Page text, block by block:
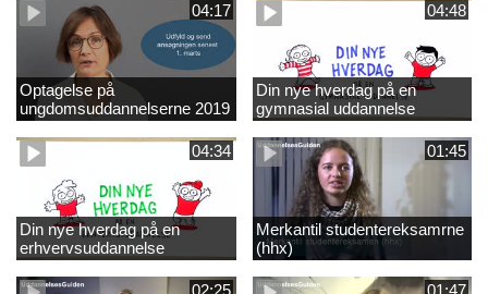
04:17
Optagelse på
ungdomsuddannelserne 2019
04:48
Din nye hverdag på en
gymnasial uddannelse
04:34
Din nye hverdag på en
erhvervsuddannelse
01:45
Merkantil studentereksamrne
(hhx)